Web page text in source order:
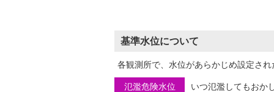
基準水位について
各観測所で、水位があらかじめ設定さ
氾濫危険水位 いつ氾濫してもおか